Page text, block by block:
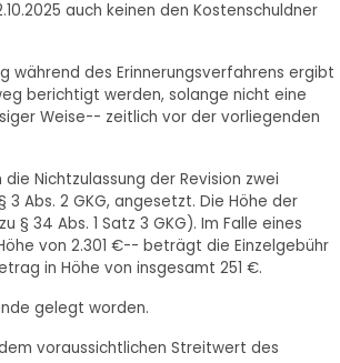
auch keinen den Kostenschuldner
während des Erinnerungsverfahrens ergibt
berichtigt werden, solange nicht eine
Weise-- zeitlich vor der vorliegenden
Nichtzulassung der Revision zwei
3 Abs. 2 GKG, angesetzt. Die Höhe der
34 Abs. 1 Satz 3 GKG). Im Falle eines
von 2.301 €-- beträgt die Einzelgebühr
in Höhe von insgesamt 251 €.
gelegt worden.
voraussichtlichen Streitwert des